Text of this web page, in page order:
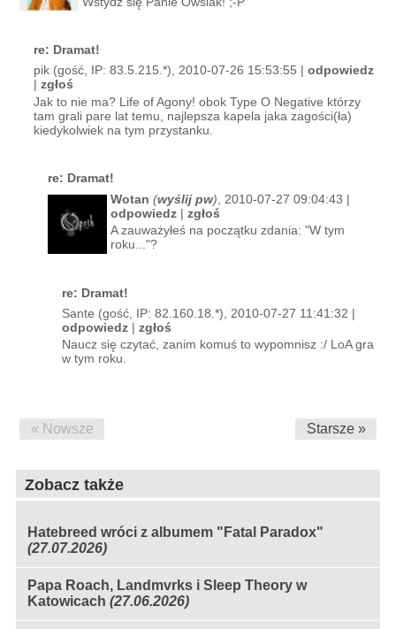
re: Dramat!
pik (gość, IP: 83.5.215.*), 2010-07-26 15:53:55 |odpowiedz
|zgłoś
Jak to nie ma? Life of Agony! obok Type O Negative którzy
tam grali pare lat temu, najlepsza kapela jaka zagości(ła)
kiedykolwiek na tym przystanku.
re: Dramat!
Wotan (wyślij pw) , 2010-07-27 09:04:43 |
odpowiedz| zgłoś
A zauważyłeś na początku zdania: "W tym
roku..."?
re: Dramat!
Sante (gość, IP: 82.160.18.*), 2010-07-27 11:41:32 |
odpowiedz |zgłoś
Naucz się czytać, zanim komuś to wypomnisz :/ LoA gra
w tym roku.
« Nowsze Starsze »
Zobacz także
Hatebreed wróci z albumem "Fatal Paradox"
(27.07.2026)
Papa Roach, Landmvrks i Sleep Theory w
Katowicach (27.06.2026)